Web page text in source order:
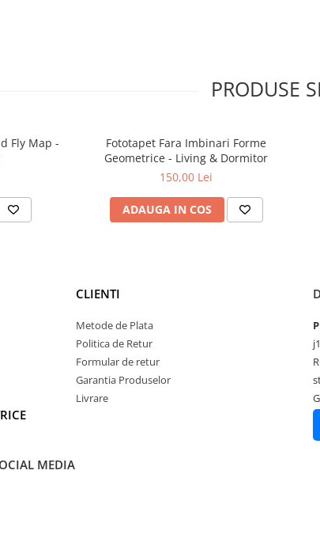
PRODUSE
Fly Map -
Fototapet Fara Imbinari Forme
Geometrice - Living & Dormitor
150,00 Lei
ADAUGA IN COS
CLIENTI
Metode de Plata
Politica de Retur
Formular de retur
Garantia Produselor
Livrare
MEDIA